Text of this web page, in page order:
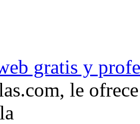
gratis y
le